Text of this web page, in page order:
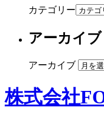
カテゴリー
アーカイブ
アーカイブ
株式会社